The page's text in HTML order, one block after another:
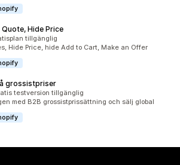
Quote, Hide Price
totalt
tillgänglig
Hide Price, hide Add to Cart, Make an Offer
grossistpriser
totalt
testversion tillgänglig
med B2B grossistprissättning och sälj global